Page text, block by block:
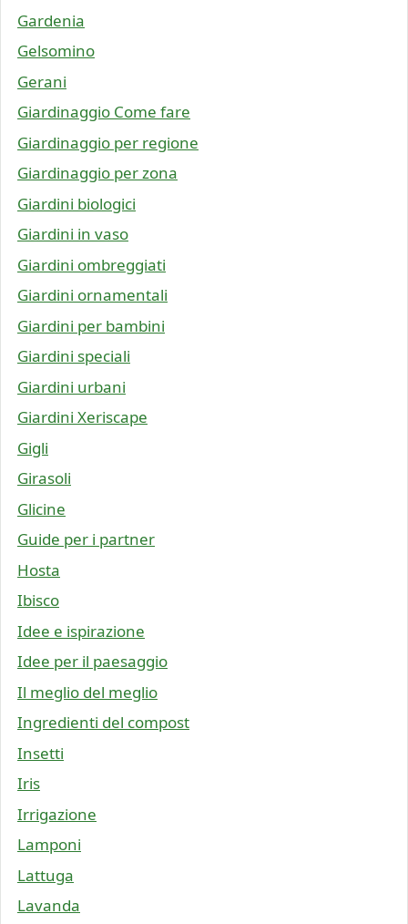
Gardenia
Gelsomino
Gerani
Giardinaggio Come fare
Giardinaggio per regione
Giardinaggio per zona
Giardini biologici
Giardini in vaso
Giardini ombreggiati
Giardini ornamentali
Giardini per bambini
Giardini speciali
Giardini urbani
Giardini Xeriscape
Gigli
Girasoli
Glicine
Guide per i partner
Hosta
Ibisco
Idee e ispirazione
Idee per il paesaggio
Il meglio del meglio
Ingredienti del compost
Insetti
Iris
Irrigazione
Lamponi
Lattuga
Lavanda